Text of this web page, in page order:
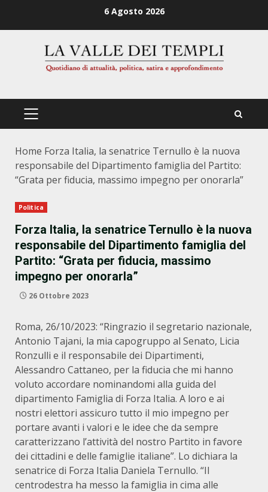
6 Agosto 2026
PRIMÄRES
Home Forza Italia, la senatrice Ternullo è la nuova
responsabile del Dipartimento famiglia del Partito:
“Grata per fiducia, massimo impegno per onorarla”
Politica
Forza Italia, la senatrice Ternullo è la nuova
responsabile del Dipartimento famiglia del
Partito: “Grata per fiducia, massimo
impegno per onorarla”
26 Ottobre 2023
Roma, 26/10/2023: “Ringrazio il segretario nazionale,
Antonio Tajani, la mia capogruppo al Senato, Licia
Ronzulli e il responsabile dei Dipartimenti,
Alessandro Cattaneo, per la fiducia che mi hanno
voluto accordare nominandomi alla guida del
dipartimento Famiglia di Forza Italia. A loro e ai
nostri elettori assicuro tutto il mio impegno per
portare avanti i valori e le idee che da sempre
caratterizzano l’attività del nostro Partito in favore
dei cittadini e delle famiglie italiane”. Lo dichiara la
senatrice di Forza Italia Daniela Ternullo. “Il
centrodestra ha messo la famiglia in cima alle